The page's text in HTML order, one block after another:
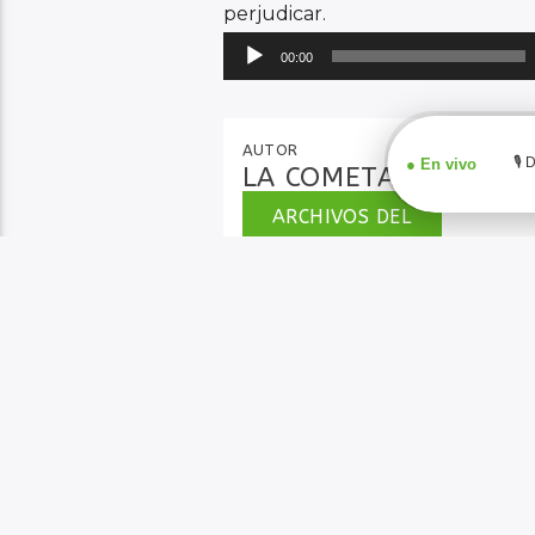
perjudicar.
Reproductor
de
00:00
AUTOR
LA COMETA
ARCHIVOS DEL